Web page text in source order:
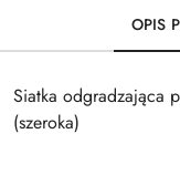
OPIS
Siatka odgradzająca
(szeroka)